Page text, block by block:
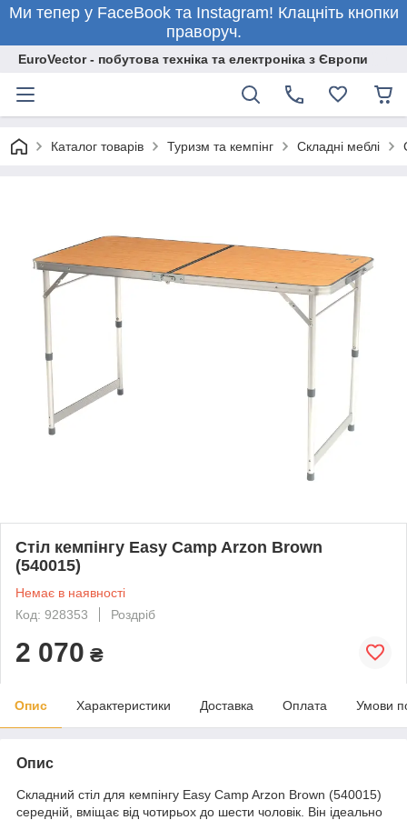
Ми тепер у FaceBook та Instagram! Клацніть кнопки
праворуч.
EuroVector - побутова техніка та електроніка з Європи
Каталог товарів Туризм та кемпінг Складні меблі
Стіл кемпінгу Easy Camp Arzon Brown
(540015)
Немає в наявності
Код: 928353
Роздріб
2 070 ₴
Опис Характеристики Доставка Оплата Умови
Опис
Складний стіл для кемпінгу Easy Camp Arzon Brown (540015)
середній, вміщає від чотирьох до шести чоловік. Він ідеально